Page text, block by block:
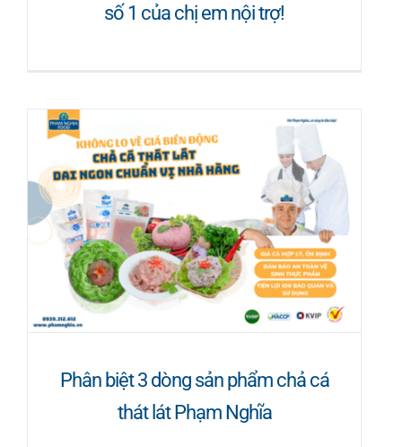
số 1 của chị em nội trợ!
Phân biệt 3 dòng sản phẩm chả cá
thát lát Phạm Nghĩa
Phân biệt 3 dòng sản phẩm chả cá
thát lát Phạm Nghĩa